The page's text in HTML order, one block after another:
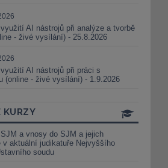
AI nástrojů při analýze a tvorbě
- živé vysílání) - 25.8.2026
AI nástrojů při práci s
(online - živé vysílání) - 1.9.2026
KURZY
SJM a vnosy do SJM a jejich
v aktuální judikatuře Nejvyššího
soudu